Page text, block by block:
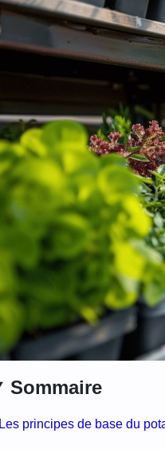
Sommaire
Les principes de base du